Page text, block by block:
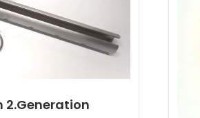
2.Generation